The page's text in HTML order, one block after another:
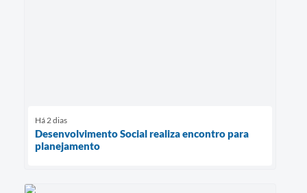
Há 2 dias
Desenvolvimento Social realiza encontro para
planejamento